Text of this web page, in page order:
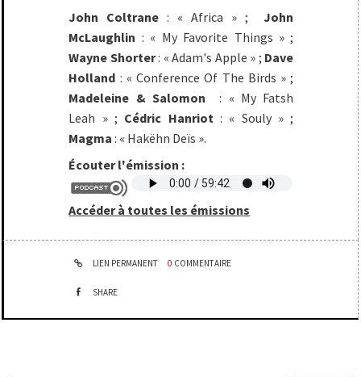
John Coltrane : « Africa » ;John
McLaughlin : « My Favorite Things » ;
Wayne Shorter: « Adam's Apple » ; Dave
Holland : « Conference Of The Birds » ;
Madeleine & Salomon: « My Fatsh
Leah » ; Cédric Hanriot: « Souly » ;
Magma : « Hakëhn Deïs ».
Écouter l'émission :
Accéder à toutes les émissions
LIEN PERMANENT 0 COMMENTAIRE
SHARE